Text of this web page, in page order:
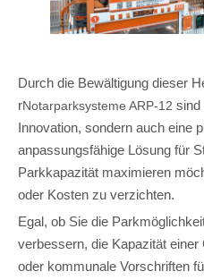
Durch die Bewältigung dieser
rNotarparksysteme ARP-12 sind
Innovation, sondern auch eine
anpassungsfähige Lösung für
Parkkapazität maximieren
oder Kosten zu verzichten.
Egal, ob Sie die
verbessern, die Kapazität
oder kommunale Vorschriften